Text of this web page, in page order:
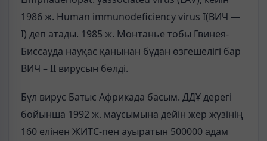
1986 ж. Human immunodeficiency virus I(ВИЧ —
I) деп атады. 1985 ж. Монтанье тобы Гвинея-
Бисcауда науқас қанынан бұдан өзгешелігі бар
ВИЧ – II вирусын бөлді.
Бұл вирус Батыс Африкада басым. ДДҰ дерегі
бойынша 1992 ж. маусымына дейін жер жүзінің
160 елінен ЖИТС-пен ауыратын 500000 адам